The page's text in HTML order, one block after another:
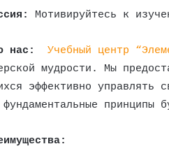
Мотивируйтесь к
нас: Учебный центр
мудрости. Мы
эффективно управлять
фундаментальные принципы